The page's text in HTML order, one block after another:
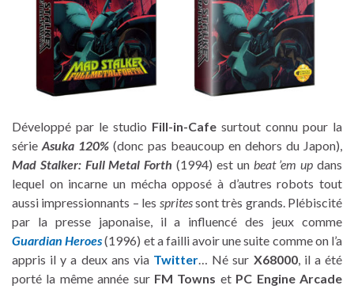
Développé par le studio Fill-in-Cafe surtout connu pour la
série Asuka 120% (donc pas beaucoup en dehors du Japon),
Mad Stalker: Full Metal Forth (1994) est un beat ’em up dans
lequel on incarne un mécha opposé à d’autres robots tout
aussi impressionnants – les spritessont très grands. Plébiscité
par la presse japonaise, il a influencé des jeux comme
Guardian Heroes(1996) et a failli avoir une suite comme on l’a
appris il y a deux ans via Twitter… Né sur X68000, il a été
porté la même année sur FM Towns et PC Engine Arcade